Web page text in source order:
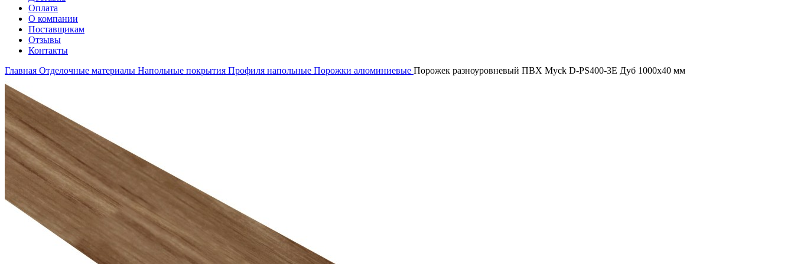
Оплата
О компании
Поставщикам
Отзывы
Контакты
Главная Отделочные материалы Напольные покрытия Профиля напольные Порожки алюминиевые Порожек разноуровневый ПВХ Myck D-PS400-3Е Дуб 1000х40 мм